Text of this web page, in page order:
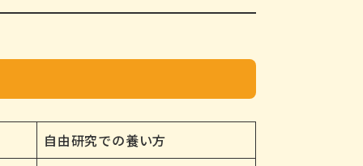
自由研究での養い方